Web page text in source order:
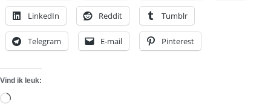
LinkedIn Reddit Tumblr
Telegram E-mail Pinterest
Vind ik leuk:
Aan